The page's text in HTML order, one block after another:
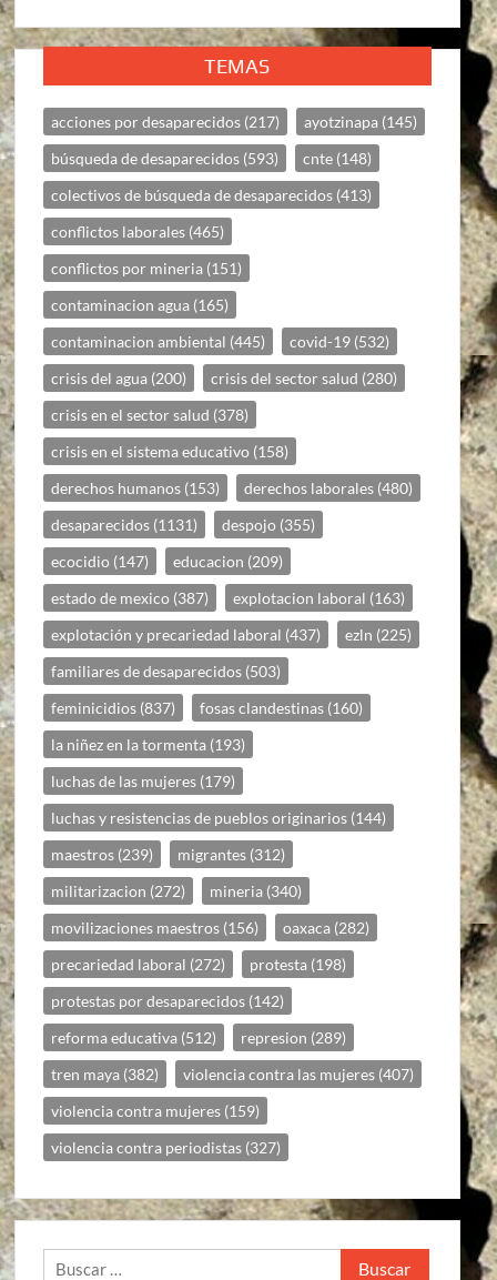
TEMAS
acciones por desaparecidos (217) ayotzinapa (145)
búsqueda de desaparecidos (593) cnte (148)
colectivos de búsqueda de desaparecidos (413)
conflictos laborales (465)
conflictos por mineria (151)
contaminacion agua (165)
contaminacion ambiental (445) covid-19 (532)
crisis del agua (200) crisis del sector salud (280)
crisis en el sector salud (378)
crisis en el sistema educativo (158)
derechos humanos (153) derechos laborales (480)
desaparecidos (1131) despojo (355)
ecocidio (147) educacion (209)
estado de mexico (387) explotacion laboral (163)
explotación y precariedad laboral (437) ezln (225)
familiares de desaparecidos (503)
feminicidios (837) fosas clandestinas (160)
la niñez en la tormenta (193)
luchas de las mujeres (179)
luchas y resistencias de pueblos originarios (144)
maestros (239) migrantes (312)
militarizacion (272) mineria (340)
movilizaciones maestros (156) oaxaca (282)
precariedad laboral (272) protesta (198)
protestas por desaparecidos (142)
reforma educativa (512) represion (289)
tren maya (382) violencia contra las mujeres (407)
violencia contra mujeres (159)
violencia contra periodistas (327)
Buscar: